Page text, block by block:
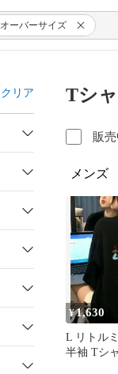
オーバーサイズ
クリア Tシ
販
メンズ
¥1,630
L リトル
半袖 Tシ